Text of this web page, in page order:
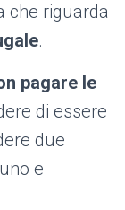
che riguarda
.
pagare le
di essere
due
e